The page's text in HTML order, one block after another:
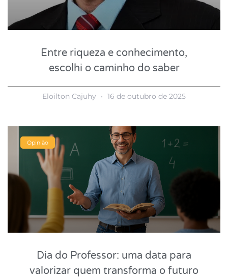
Entre riqueza e conhecimento,
escolhi o caminho do saber
Eloilton Cajuhy 16 de outubro de 2025
Opinião
Dia do Professor: uma data para
valorizar quem transforma o futuro